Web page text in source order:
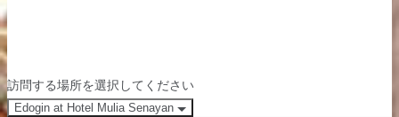
訪問する場所を選択してください
Edogin at Hotel Mulia Senayan